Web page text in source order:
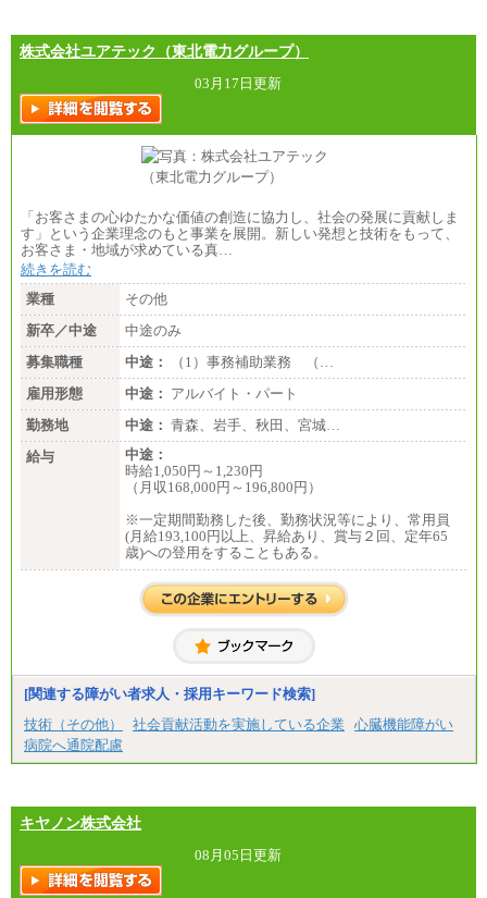
株式会社ユアテック（東北電力グループ）
03月17日更新
「お客さまの心ゆたかな価値の創造に協力し、社会の発展に貢献しま
す」という企業理念のもと事業を展開。新しい発想と技術をもって、
お客さま・地域が求めている真…
続きを読む
業種
その他
新卒／中途
中途のみ
募集職種
中途：
（1）事務補助業務 （…
雇用形態
中途： アルバイト・パート
勤務地
中途： 青森、岩手、秋田、宮城…
給与
中途：
時給1,050円～1,230円
（月収168,000円～196,800円）
※一定期間勤務した後、勤務状況等により、常用員
(月給193,100円以上、昇給あり、賞与２回、定年65
歳)への登用をすることもある。
[関連する障がい者求人・採用キーワード検索]
技術（その他）
社会貢献活動を実施している企業
心臓機能障がい
病院へ通院配慮
キヤノン株式会社
08月05日更新